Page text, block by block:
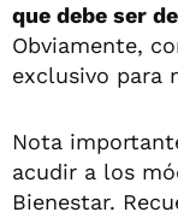
que debe ser
Obviamente,
exclusivo para
Nota
acudir a los
Bienestar.